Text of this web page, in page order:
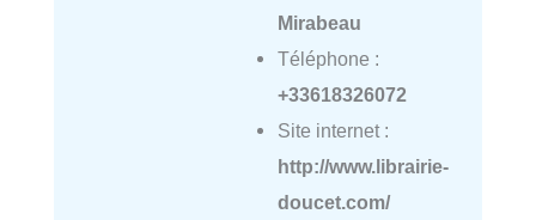
Mirabeau
Téléphone :
+33618326072
Site internet :
http://www.librairie-
doucet.com/